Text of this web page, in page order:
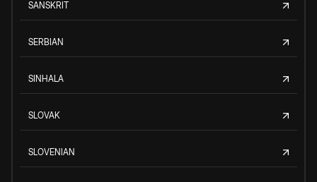
SANSKRIT
SERBIAN
SINHALA
SLOVAK
SLOVENIAN